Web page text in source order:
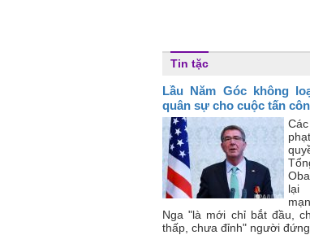
Tin tặc
Lầu Năm Góc không
quân sự cho cuộc tấn
lại
Nga "là mới chỉ bắt đầu,
thấp, chưa đỉnh" người đứng